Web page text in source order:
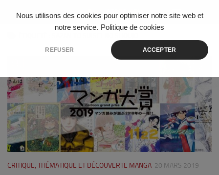
Nous utilisons des cookies pour optimiser notre site web et
notre service. Politique de cookies
REFUSER ACCEPTER
Skip to content
CRITIQUE, THÉMATIQUE ET DÉCOUVERTE MANGA 20 MARS 2019